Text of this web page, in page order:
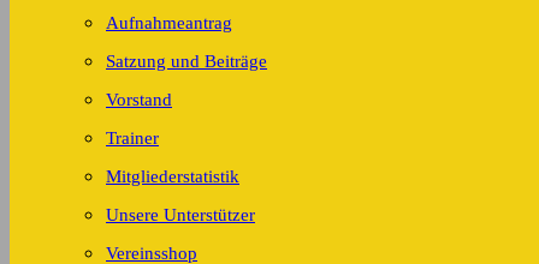
Aufnahmeantrag
Satzung und Beiträge
Vorstand
Trainer
Mitgliederstatistik
Unsere Unterstützer
Vereinsshop